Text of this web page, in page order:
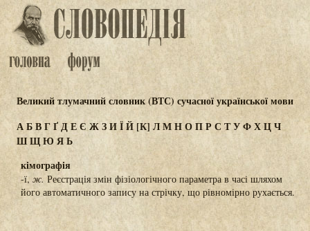
Великий тлумачний словник (ВТС) сучасної української мови
АБВГҐДЕЄ ЖЗИЇЙ [К] ЛМНОПР СТУФХЦЧ
ШЩЮЯЬ
кімографія
-ї, ж. Реєстрація змін фізіологічного параметра в часі шляхом
його автоматичного запису на стрічку, що рівномірно рухається.